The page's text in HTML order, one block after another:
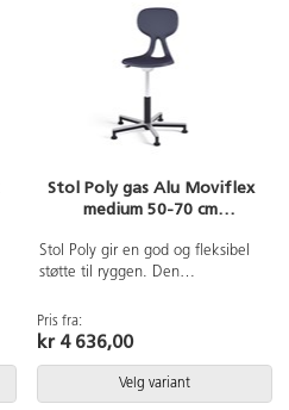
Stol Poly gas Alu Moviflex
medium 50-70 cm
Stol Poly gir en god og fleksibel
støtte til ryggen. Den
brukeren til en bedre sittestilling.
Stolen har en mekanisme som
retninger. Enkel rengjøring. Skall
i polyuretan. Børstet
Pris fra:
kr 4 636,00
Velg variant